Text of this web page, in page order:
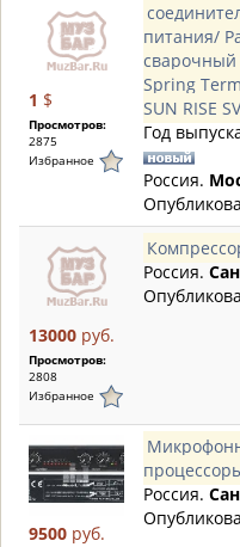
1 $
Просмотров:
2875
Избранное
питания/
Spring
SUN RISE
Год
Россия.
13000 руб.
Просмотров:
2808
Избранное
Россия.
9500 руб.
Россия.